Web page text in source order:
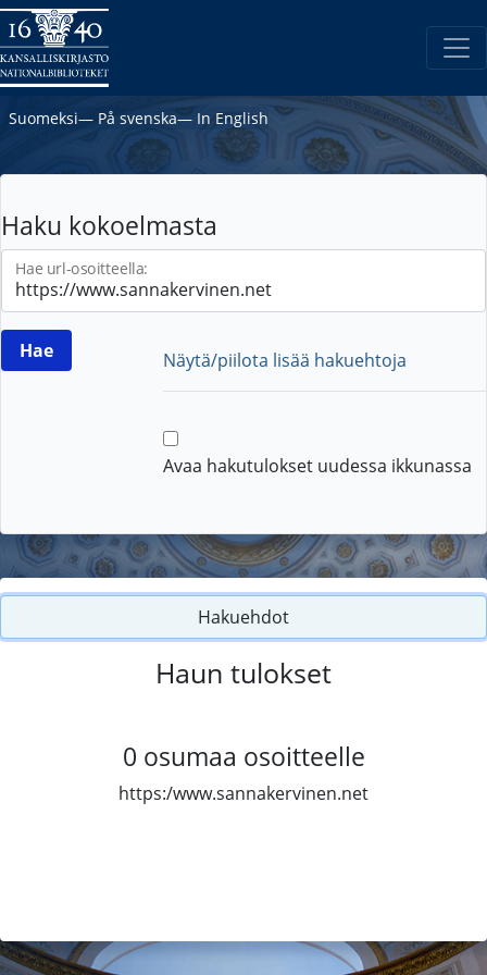
Suomeksi― På svenska― In English
Haku kokoelmasta
Hae url-osoitteella:
Näytä/piilota lisää hakuehtoja
Avaa hakutulokset uudessa ikkunassa
Hakuehdot
Haun tulokset
0 osumaa osoitteelle
https:/www.sannakervinen.net